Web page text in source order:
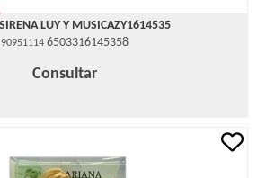
LUY Y MUSICAZY1614535
90951114 6503316145358
Consultar